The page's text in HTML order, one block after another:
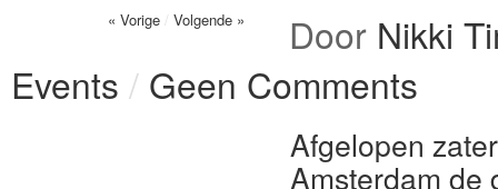
« Vorige / Volgende » Door Nikki
Events / Geen Comments
Afgelopen
Amsterdam de